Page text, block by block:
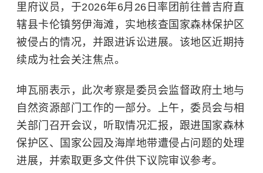
里府议员，于2026年6月26日率团前往普吉府直
辖县卡伦镇努伊海滩，实地核查国家森林保护区
被侵占的情况，并跟进诉讼进展。该地区近期持
续成为社会关注焦点。
坤瓦丽表示，此次考察是委员会监督政府土地与
自然资源部门工作的一部分。上午，委员会与相
关部门召开会议，听取情况汇报，跟进国家森林
保护区、
国家公园 及海岸地带遭侵占问题的处理
进展，并索取更多文件供下议院审议参考。